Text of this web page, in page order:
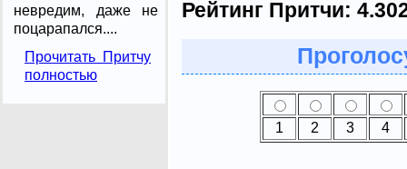
невредим, даже не
поцарапался....
Прочитать Притчу
полностью
Рейтинг Притчи:
1 2 3 4